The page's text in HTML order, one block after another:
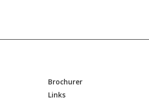
Brochurer
Links